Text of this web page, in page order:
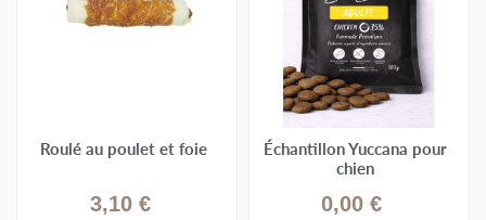
Roulé au poulet et foie
3,10 €
Échantillon Yuccana pour
chien
0,00 €